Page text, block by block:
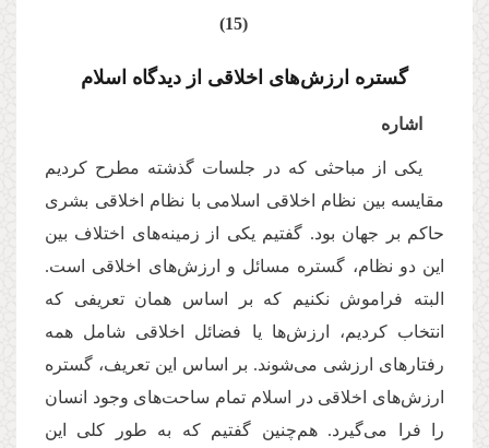
(15)
گستره ارزش‌های اخلاقی از دیدگاه اسلام
اشاره
یکی از مباحثی که در جلسات گذشته مطرح کردیم
مقایسه بین نظام اخلاقی اسلامی با نظام اخلاقی بشری
حاکم بر جهان بود. گفتیم یکی از زمینه‌های اختلاف بین
این دو نظام، گستره مسائل و ارزش‌های اخلاقی است.
البته فراموش نکنیم که بر اساس همان تعریفی که
انتخاب کردیم، ارزش‌ها یا فضائل اخلاقی شامل همه
رفتارهای ارزشی می‌شوند. بر اساس این تعریف، گستره
ارزش‌های اخلاقی در اسلام تمام ساحت‌های وجود انسان
را فرا می‌گیرد. هم‌چنین گفتیم که به طور کلی این